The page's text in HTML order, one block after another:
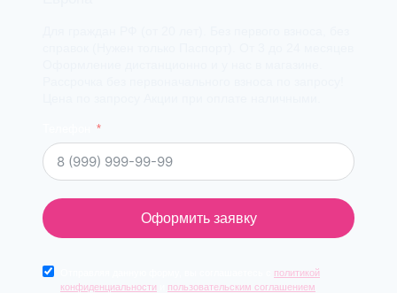
Оформить заявку
политикой
конфиденциальности
пользовательским соглашением